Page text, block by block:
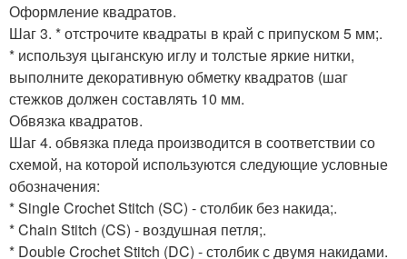
Оформление квадратов.
Шаг 3. * отстрочите квадраты в край с припуском 5 мм;.
* используя цыганскую иглу и толстые яркие нитки,
выполните декоративную обметку квадратов (шаг
стежков должен составлять 10 мм.
Обвязка квадратов.
Шаг 4. обвязка пледа производится в соответствии со
схемой, на которой используются следующие условные
обозначения:
* Single Crochet Stitch (SC) - столбик без накида;.
* Chain Stitch (CS) - воздушная петля;.
* Double Crochet Stitch (DC) - столбик с двумя накидами.